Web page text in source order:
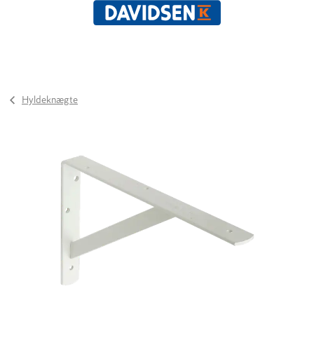
Hyldeknægte